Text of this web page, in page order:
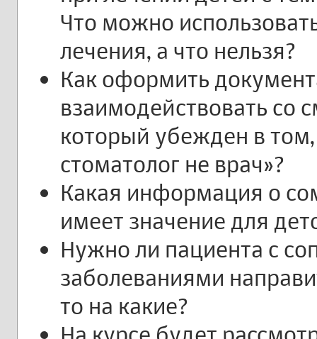
Что можно
лечения, а что нельзя?
Как оформить
взаимодействовать со
который убежден в
стоматолог не врач»?
Какая информация о
имеет значение для
Нужно ли пациента с
заболеваниями
то на какие?